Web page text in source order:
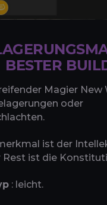
BESTER
Magier New
oder
ist der
Rest ist die
: leicht.